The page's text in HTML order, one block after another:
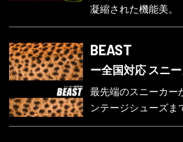
凝縮された機能美。
BEAST
ー全国対応 スニ
最先端のスニーカー
ンテージシューズま